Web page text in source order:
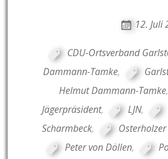
12. Juli
CDU-Ortsverband
Dammann-Tamke,
Helmut Dammann-Tamke,
Jägerpräsident, LJN,
Scharmbeck,
Peter von Döllen,